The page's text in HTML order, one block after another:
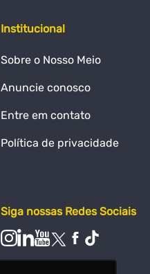
Institucional
Sobre o Nosso Meio
Anuncie conosco
Entre em contato
Política de privacidade
Siga nossas Redes Sociais